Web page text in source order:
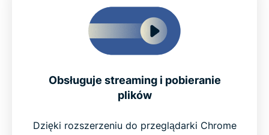
Obsługuje streaming i pobieranie
plików
Dzięki rozszerzeniu do przeglądarki Chrome